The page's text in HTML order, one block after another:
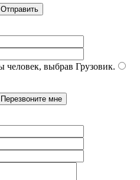
человек, выбрав Грузовик.